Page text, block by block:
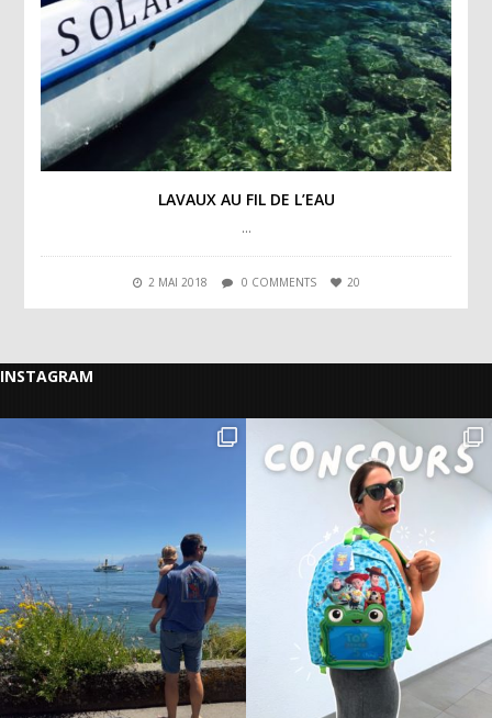
LAVAUX AU FIL DE L’EAU
…
2 MAI 2018 0 COMMENTS 20
INSTAGRAM